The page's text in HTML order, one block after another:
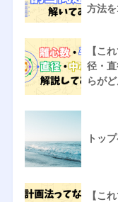
方法
【こ
径・
らが
トッ
【こ